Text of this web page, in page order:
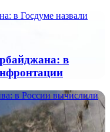
в Госдуме назвали
в
в России вычислили